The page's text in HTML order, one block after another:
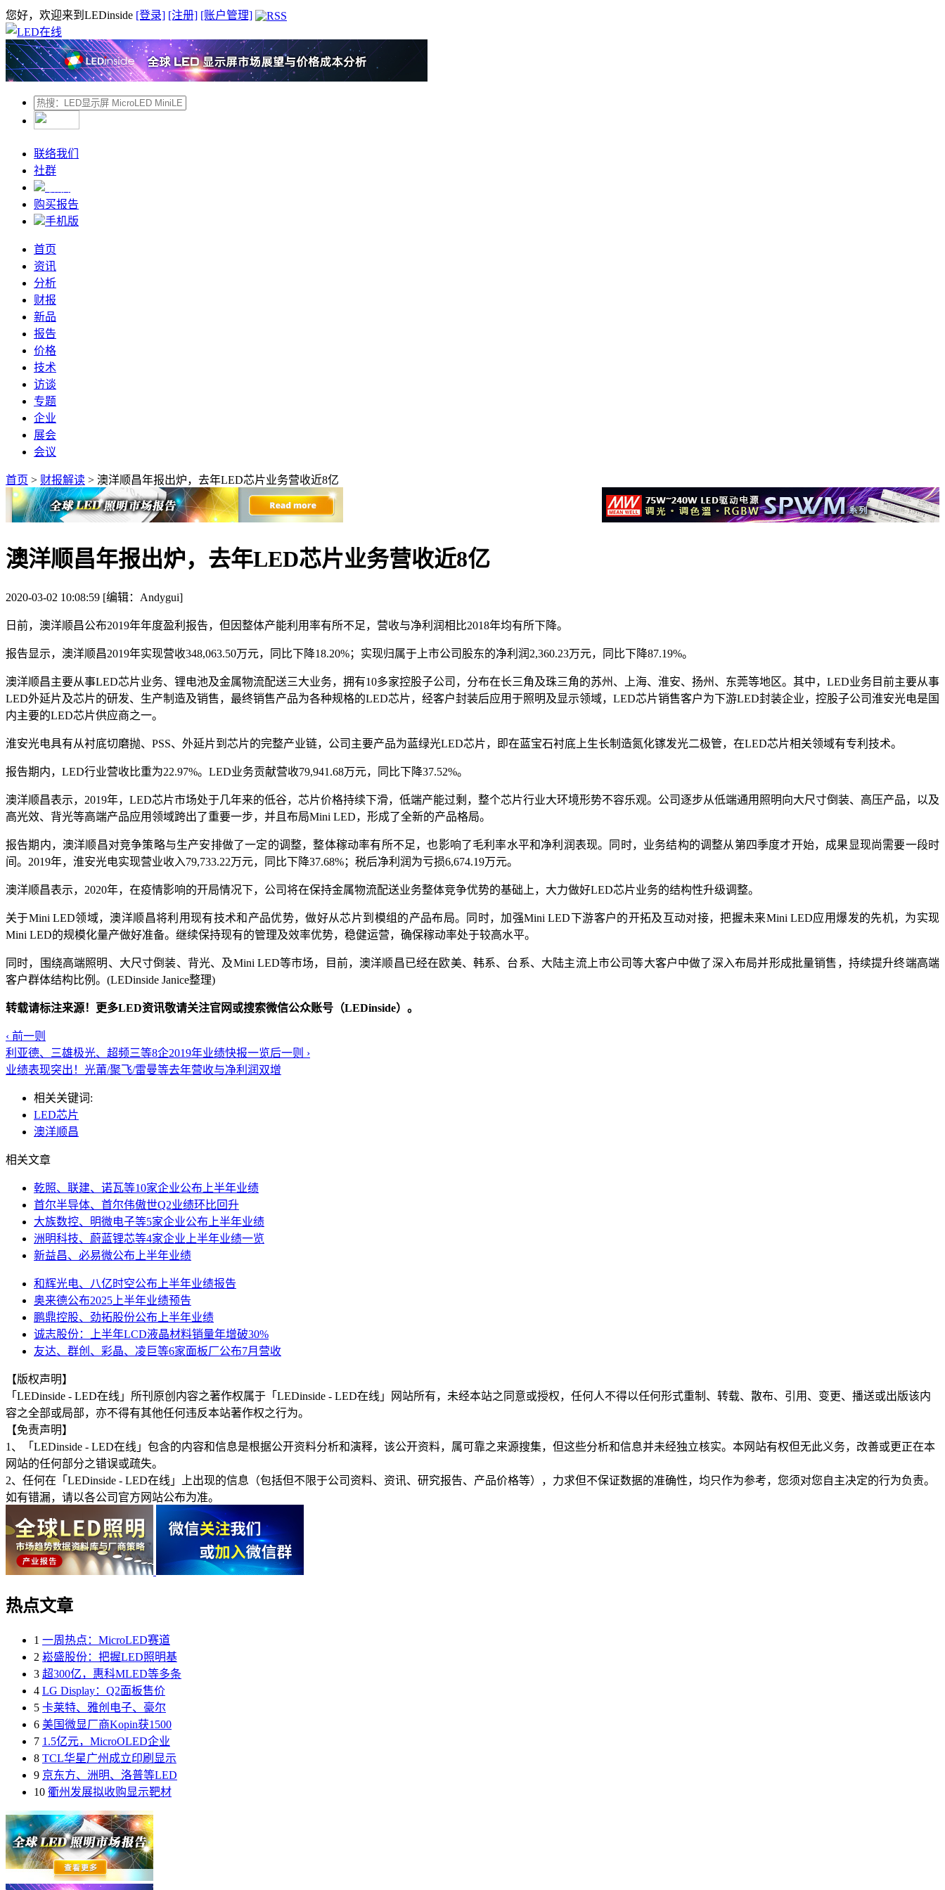
您好，欢迎来到LEDinside [登录] [注册] [账户管理]
联络我们
社群
购买报告
手机版
首页
资讯
分析
财报
新品
报告
价格
技术
访谈
专题
企业
展会
会议
首页 > 财报解读 > 澳洋顺昌年报出炉，去年LED芯片业务营收近8亿
澳洋顺昌年报出炉，去年LED芯片业务营收近8亿
2020-03-02 10:08:59 [编辑：Andygui]
日前，澳洋顺昌公布2019年年度盈利报告，但因整体产能利用率有所不足，营收与净利润相比2018年均有所下降。
报告显示，澳洋顺昌2019年实现营收348,063.50万元，同比下降18.20%；实现归属于上市公司股东的净利润2,360.23万元，同比下降87.19%。
澳洋顺昌主要从事LED芯片业务、锂电池及金属物流配送三大业务，拥有10多家控股子公司，分布在长三角及珠三角的苏州、上海、淮安、扬州、东莞等地区。其中，LED业务目前主要从事
LED外延片及芯片的研发、生产制造及销售，最终销售产品为各种规格的LED芯片，经客户封装后应用于照明及显示领域，LED芯片销售客户为下游LED封装企业，控股子公司淮安光电是国
内主要的LED芯片供应商之一。
淮安光电具有从衬底切磨抛、PSS、外延片到芯片的完整产业链，公司主要产品为蓝绿光LED芯片，即在蓝宝石衬底上生长制造氮化镓发光二极管，在LED芯片相关领域有专利技术。
报告期内，LED行业营收比重为22.97%。LED业务贡献营收79,941.68万元，同比下降37.52%。
澳洋顺昌表示，2019年，LED芯片市场处于几年来的低谷，芯片价格持续下滑，低端产能过剩，整个芯片行业大环境形势不容乐观。公司逐步从低端通用照明向大尺寸倒装、高压产品，以及
高光效、背光等高端产品应用领域跨出了重要一步，并且布局Mini LED，形成了全新的产品格局。
报告期内，澳洋顺昌对竞争策略与生产安排做了一定的调整，整体稼动率有所不足，也影响了毛利率水平和净利润表现。同时，业务结构的调整从第四季度才开始，成果显现尚需要一段时
间。2019年，淮安光电实现营业收入79,733.22万元，同比下降37.68%；税后净利润为亏损6,674.19万元。
澳洋顺昌表示，2020年，在疫情影响的开局情况下，公司将在保持金属物流配送业务整体竞争优势的基础上，大力做好LED芯片业务的结构性升级调整。
关于Mini LED领域，澳洋顺昌将利用现有技术和产品优势，做好从芯片到模组的产品布局。同时，加强Mini LED下游客户的开拓及互动对接，把握未来Mini LED应用爆发的先机，为实现
Mini LED的规模化量产做好准备。继续保持现有的管理及效率优势，稳健运营，确保稼动率处于较高水平。
同时，围绕高端照明、大尺寸倒装、背光、及Mini LED等市场，目前，澳洋顺昌已经在欧美、韩系、台系、大陆主流上市公司等大客户中做了深入布局并形成批量销售，持续提升终端高端
客户群体结构比例。(LEDinside Janice整理)
转载请标注来源！更多LED资讯敬请关注官网或搜索微信公众账号（LEDinside）。
‹ 前一则
利亚德、三雄极光、超频三等8企2019年业绩快报一览后一则 ›
业绩表现突出！光莆/聚飞/雷曼等去年营收与净利润双增
相关关键词:
LED芯片
澳洋顺昌
相关文章
乾照、联建、诺瓦等10家企业公布上半年业绩
首尔半导体、首尔伟傲世Q2业绩环比回升
大族数控、明微电子等5家企业公布上半年业绩
洲明科技、蔚蓝锂芯等4家企业上半年业绩一览
新益昌、必易微公布上半年业绩
和辉光电、八亿时空公布上半年业绩报告
奥来德公布2025上半年业绩预告
鹏鼎控股、劲拓股份公布上半年业绩
诚志股份：上半年LCD液晶材料销量年增破30%
友达、群创、彩晶、凌巨等6家面板厂公布7月营收
【版权声明】
「LEDinside - LED在线」所刊原创内容之著作权属于「LEDinside - LED在线」网站所有，未经本站之同意或授权，任何人不得以任何形式重制、转载、散布、引用、变更、播送或出版该内
容之全部或局部，亦不得有其他任何违反本站著作权之行为。
【免责声明】
1、「LEDinside - LED在线」包含的内容和信息是根据公开资料分析和演释，该公开资料，属可靠之来源搜集，但这些分析和信息并未经独立核实。本网站有权但无此义务，改善或更正在本
网站的任何部分之错误或疏失。
2、任何在「LEDinside - LED在线」上出现的信息（包括但不限于公司资料、资讯、研究报告、产品价格等），力求但不保证数据的准确性，均只作为参考，您须对您自主决定的行为负责。
如有错漏，请以各公司官方网站公布为准。
热点文章
1 一周热点：MicroLED赛道
2 崧盛股份：把握LED照明基
3 超300亿，惠科MLED等多条
4 LG Display：Q2面板售价
5 卡莱特、雅创电子、豪尔
6 美国微显厂商Kopin获1500
7 1.5亿元，MicroOLED企业
8 TCL华星广州成立印刷显示
9 京东方、洲明、洛普等LED
10 衢州发展拟收购显示靶材